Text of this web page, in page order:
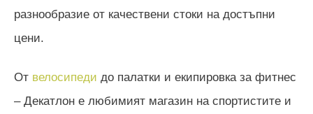
разнообразие от качествени стоки на достъпни
цени.
От велосипеди до палатки и екипировка за фитнес
– Декатлон е любимият магазин на спортистите и